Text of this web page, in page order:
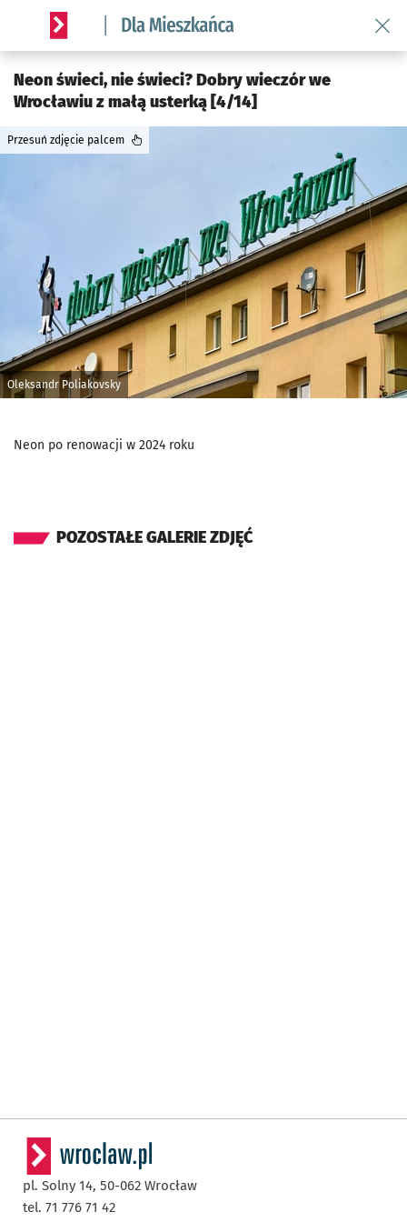
Serwis informacyjny wroclaw.pl podserwis: Dla mieszkańca
Neon świeci, nie świeci? Dobry wieczór we
Wrocławiu z małą usterką [4/14]
Oleksandr Poliakovsky
Przesuń zdjęcie palcem
Neon po renowacji w 2024 roku
POZOSTAŁE GALERIE ZDJĘĆ
pl. Solny 14, 50-062 Wrocław
tel. 71 776 71 42